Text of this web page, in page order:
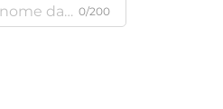
0/200